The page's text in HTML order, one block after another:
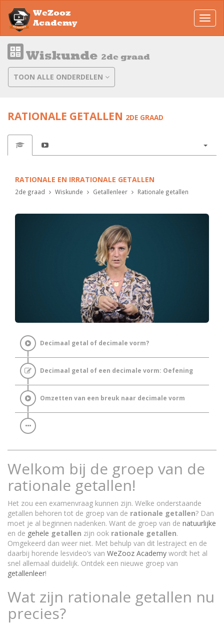
WeZooz
Academy
Wiskunde 2de graad
TOON ALLE ONDERDELEN
RATIONALE GETALLEN 2DE GRAAD
RATIONALE EN IRRATIONALE GETALLEN
2de graad Wiskunde Getallenleer Rationale getallen
Decimaal getal of decimale vorm?
Decimaal getal of een decimale vorm: Oefening
Omzetten van een breuk naar decimale vorm
Welkom bij de groep van de
rationale getallen!
Het zou een examenvraag kunnen zijn. Welke onderstaande
getallen behoren tot de groep van de rationale getallen? Dan
moet je al beginnen nadenken. Want de groep van de natuurlijke
en de gehele getallen zijn ook rationale getallen.
Omgekeerd dan weer niet. Met behulp van dit lestraject en de
daarbij horende lesvideo’s van WeZooz Academy wordt het al
snel allemaal duidelijk. Ontdek een nieuwe groep van
getallenleer!
Wat zijn rationale getallen nu
precies?